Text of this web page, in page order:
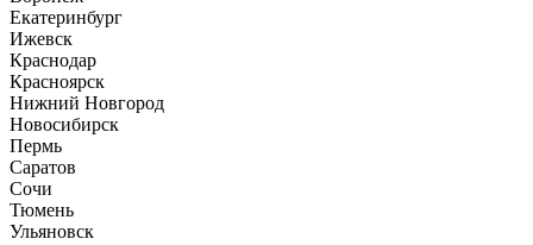
Екатеринбург
Ижевск
Краснодар
Красноярск
Нижний Новгород
Новосибирск
Пермь
Саратов
Сочи
Тюмень
Ульяновск